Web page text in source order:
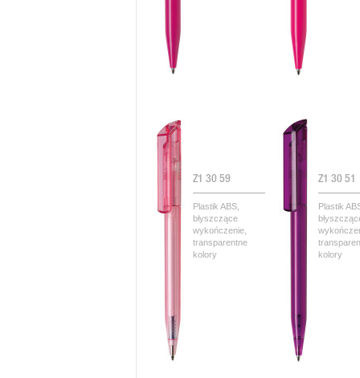
Z1 30 59
Plastik ABS,
błyszczące
wykończenie,
transparentne
kolory
Z1 30 51
Plastik
kolory